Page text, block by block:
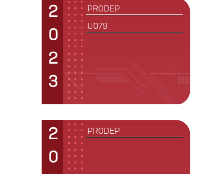
2
0
2
3
PRODEP
U079
2
0
PRODEP